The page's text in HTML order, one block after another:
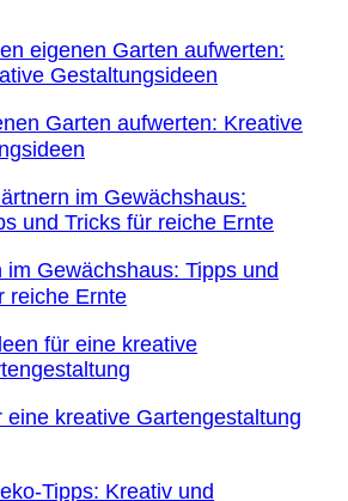
Garten aufwerten: Kreative
im Gewächshaus: Tipps und
reiche Ernte
eine kreative Gartengestaltung